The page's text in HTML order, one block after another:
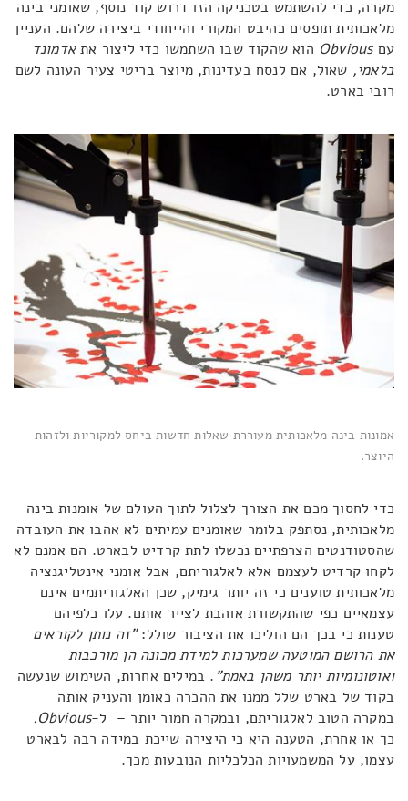
מקרה, כדי להשתמש בטכניקה הזו דרוש קוד נוסף, שאומני בינה
מלאכותית תופסים כהיבט המקורי והייחודי ביצירה שלהם. העניין
עםObvious הוא שהקוד שבו השתמשו כדי ליצור אתאדמונד
בלאמי, שאול, אם לנסח בעדינות, מיוצר בריטי צעיר העונה לשם
רובי בארט.
אמונות בינה מלאכותית מעוררת שאלות חדשות ביחס למקוריות ולזהות
היוצר.
כדי לחסוך מכם את הצורך לצלול לתוך העולם של אומנות בינה
מלאכותית, נסתפק בלומר שאומנים עמיתים לא אהבו את העובדה
שהסטודנטים הצרפתיים נכשלו לתת קרדיט לבארט. הם אמנם לא
לקחו קרדיט לעצמם אלא לאלגוריתם, אבל אומני אינטליגנציה
מלאכותית טוענים כי זה יותר גימיק, שכן האלגוריתמים אינם
עצמאיים כפי שהתקשורת אוהבת לצייר אותם. עלו כלפיהם
טענות כי בכך הם הוליכו את הציבור שולל:"זה נותן לקוראים
את הרושם המוטעה שמערכות למידת מכונה הן מורכבות
ואוטונומיות יותר משהן באמת". במילים אחרות, השימוש שנעשה
בקוד של בארט שלל ממנו את ההכרה כאומן והעניק אותה
במקרה הטוב לאלגוריתם, ובמקרה חמור יותר – ל-Obvious
.
כך או אחרת, הטענה היא כי היצירה שייכת במידה רבה לבארט
עצמו, על המשמעויות הכלכליות הנובעות מכך.